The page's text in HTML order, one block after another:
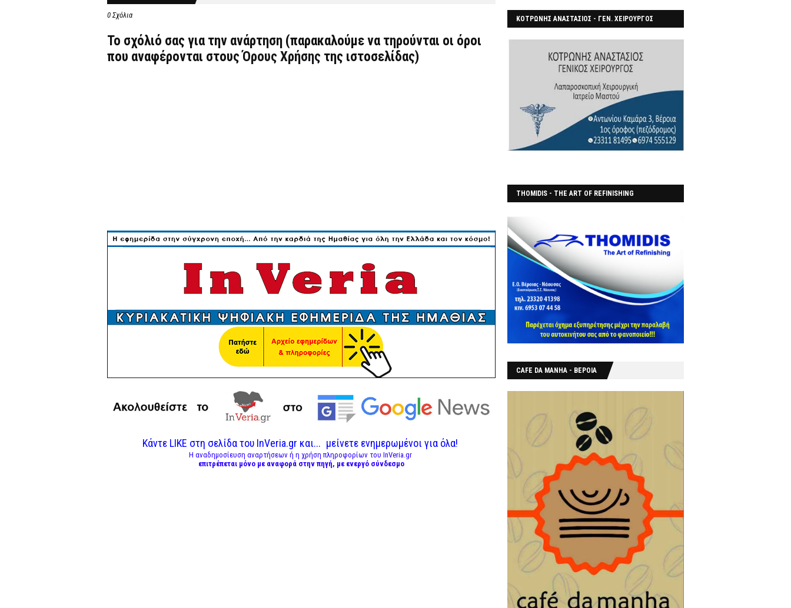
0 Σχόλια
Το σχόλιό σας για την ανάρτηση (παρακαλούμε να τηρούνται οι όροι
που αναφέρονται στουςΌρους Χρήσης της ιστοσελίδας)
Κάντε LIKE στη σελίδα του InVeria.gr και... μείνετε ενημερωμένοι για όλα!
Η αναδημοσίευση αναρτήσεων ή η χρήση πληροφορίων του InVeria.gr
επιτρέπεται μόνο με αναφορά στην πηγή, με ενεργό σύνδεσμο
ΚΟΤΡΩΝΗΣ ΑΝΑΣΤΑΣΙΟΣ - ΓΕΝ. ΧΕΙΡΟΥΡΓΟΣ
THOMIDIS - THE ART OF REFINISHING
CAFE DA MANHA - ΒΕΡΟΙΑ